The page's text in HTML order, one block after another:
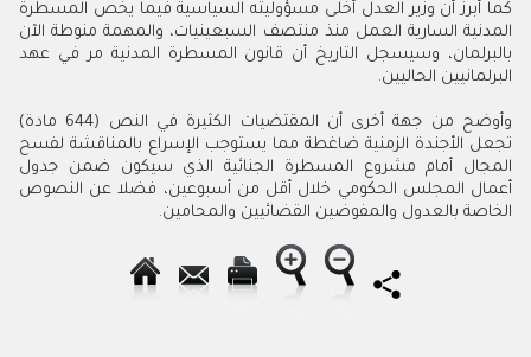
كما أبرز أن وزير العدل أخلى مسؤوليته السياسية فيما يخص المسطرة
المدنية السارية العمل منذ منتصف السبعينيات، والمهمة منوطة الآن
بالبرلمان، وسيسجل التاريخ أن قانون المسطرة المدنية مر في عهد
البرلمانيين الحاليين.
وأوضح من جهة أخرى أن المقتضيات الكثيرة في النص (644 مادة)
تجعل الأجندة الزمنية ضاغطة مما يستوجب الإسراع بالمناقشة لفسح
المجال أمام مشروع المسطرة الجنائية الذي سيكون ضمن جدول
أعمال المجلس الحكومي خلال أقل من أسبوعين، فضلا عن النصوص
الخاصة بالعدول والمفوضين القضائيين والمحامين.